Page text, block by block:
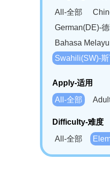
All-全部
German(DE)-
Bahasa
Swahili(SW)-
Apply-适用
All-全部
Difficulty-难度
All-全部